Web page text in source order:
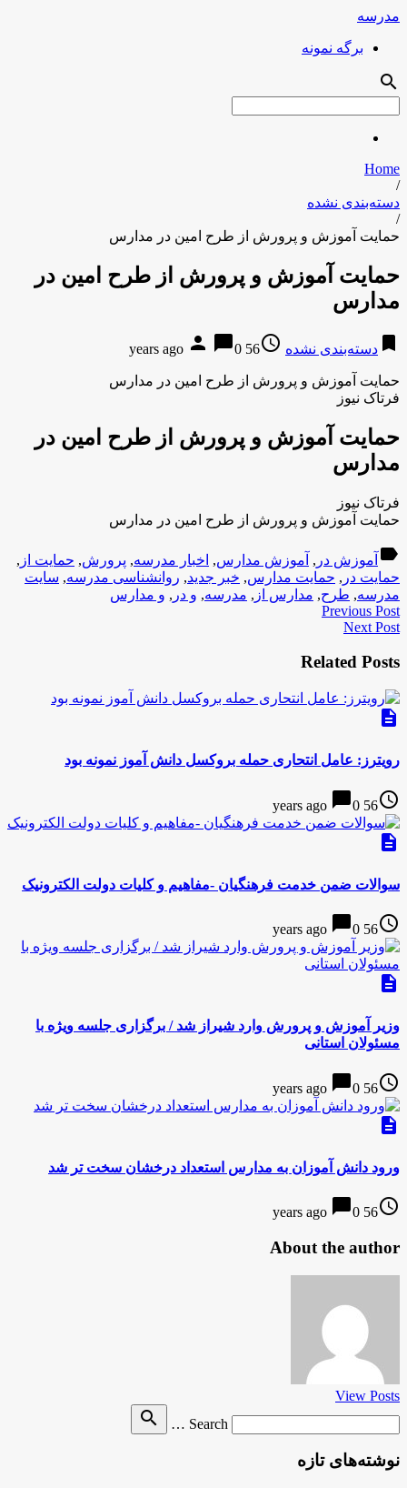
مدرسه
برگه نمونه
search
Home
/
دسته‌بندی نشده
/
حمایت آموزش و پرورش از طرح امین در مدارس
حمایت آموزش و پرورش از طرح امین در
مدارس
bookmark دسته‌بندی نشده access_time
56 years ago
person chat_bubble0
حمایت آموزش و پرورش از طرح امین در مدارس
فرتاک نیوز
حمایت آموزش و پرورش از طرح امین در
مدارس
فرتاک نیوز
حمایت آموزش و پرورش از طرح امین در مدارس
label آموزش در , آموزش مدارس, اخبار مدرسه, پرورش, حمایت از ,
حمایت در , حمایت مدارس, خبر جدید, روانشناسی مدرسه, سایت
مدرسه, طرح, مدارس از , مدرسه, و در , و مدارس
Previous Post
Next Post
Related Posts
description
رویترز: عامل انتحاری حمله بروکسل دانش آموز نمونه بود
access_time
56 years ago
chat_bubble0
description
سوالات ضمن خدمت فرهنگیان -مفاهیم و کلیات دولت الکترونیک
access_time
56 years ago
chat_bubble0
description
وزیر آموزش و پرورش وارد شیراز شد / برگزاری جلسه ویژه با
مسئولان استانی
access_time
56 years ago
chat_bubble0
description
ورود دانش آموزان به مدارس استعداد درخشان سخت تر شد
access_time
56 years ago
chat_bubble0
About the author
View Posts
Search …
search
نوشته‌های تازه